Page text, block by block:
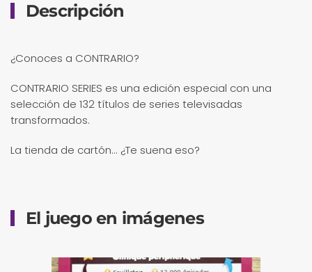
Descripción
¿Conoces a CONTRARIO?
CONTRARIO SERIES es una edición especial con una
selección de 132 títulos de series televisadas
transformados.
La tienda de cartón... ¿Te suena eso?
El juego en imágenes